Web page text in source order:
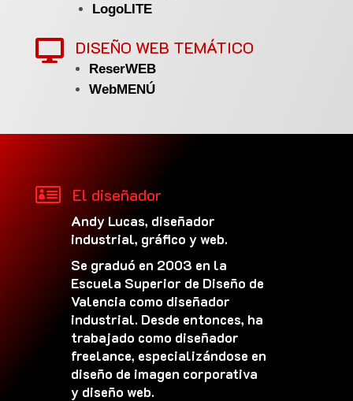
LogoLITE
 DISEÑO WEB TEMÁTICO
ReserWEB
WebMENÚ
 El diseñador
Andy Lucas, diseñador
industrial, gráfico y web.
Se graduó en 2003 en la
Escuela Superior de Diseño de
Valencia como diseñador
industrial. Desde entonces, ha
trabajado como diseñador
freelance, especializándose en
diseño de imagen corporativa
y diseño web.